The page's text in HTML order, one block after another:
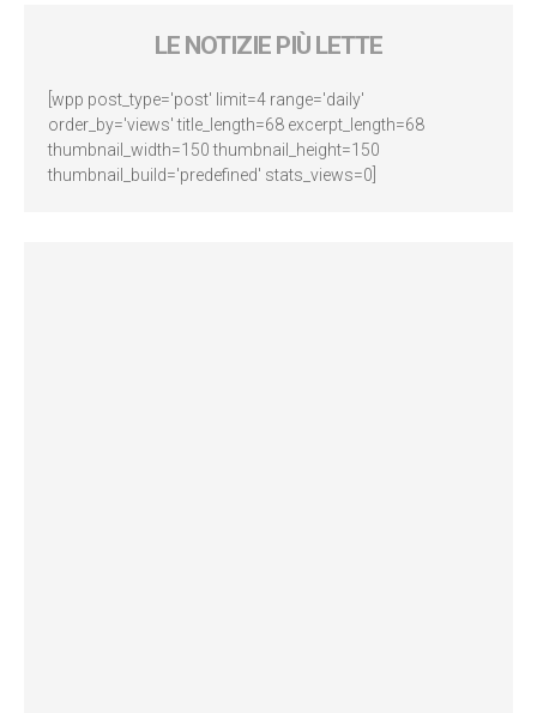
LE NOTIZIE PIÙ LETTE
[wpp post_type='post' limit=4 range='daily'
order_by='views' title_length=68 excerpt_length=68
thumbnail_width=150 thumbnail_height=150
thumbnail_build='predefined' stats_views=0]